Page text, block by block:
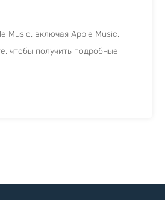
Music, включая Apple Music,
чтобы получить подробные